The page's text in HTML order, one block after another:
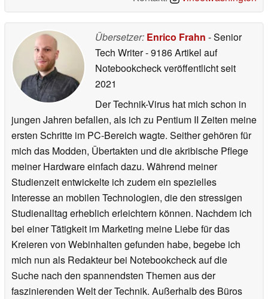
Übersetzer: Enrico Frahn - Senior
Tech Writer- 9186 Artikel auf
Notebookcheck veröffentlichtseit
2021
Der Technik-Virus hat mich schon in
jungen Jahren befallen, als ich zu Pentium II Zeiten meine
ersten Schritte im PC-Bereich wagte. Seither gehören für
mich das Modden, Übertakten und die akribische Pflege
meiner Hardware einfach dazu. Während meiner
Studienzeit entwickelte ich zudem ein spezielles
Interesse an mobilen Technologien, die den stressigen
Studienalltag erheblich erleichtern können. Nachdem ich
bei einer Tätigkeit im Marketing meine Liebe für das
Kreieren von Webinhalten gefunden habe, begebe ich
mich nun als Redakteur bei Notebookcheck auf die
Suche nach den spannendsten Themen aus der
faszinierenden Welt der Technik. Außerhalb des Büros